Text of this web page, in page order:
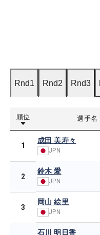
Rnd1 Rnd2 Rnd3
順位 選手名
1
成田 美寿々
JPN
2
鈴木 愛
JPN
3
岡山 絵里
JPN
石川 明日香